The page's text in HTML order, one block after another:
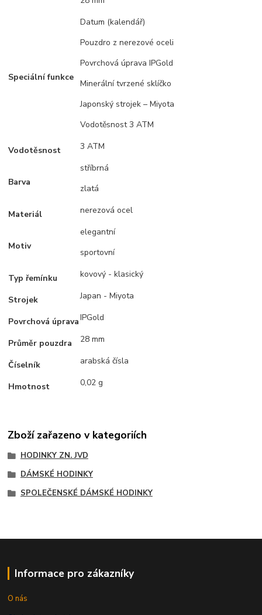
Speciální funkce
Datum (kalendář)
Pouzdro z nerezové oceli
Povrchová úprava IPGold
Minerální tvrzené sklíčko
Japonský strojek – Miyota
Vodotěsnost 3 ATM
Vodotěsnost 3 ATM
Barva
stříbrná
zlatá
Materiál nerezová ocel
Motiv
elegantní
sportovní
Typ řemínku kovový - klasický
Strojek Japan - Miyota
Povrchová úpravaIPGold
Průměr pouzdra 28 mm
Číselník arabská čísla
Hmotnost 0,02 g
Zboží zařazeno v kategoriích
HODINKY ZN. JVD
DÁMSKÉ HODINKY
SPOLEČENSKÉ DÁMSKÉ HODINKY
Informace pro zákazníky
O nás